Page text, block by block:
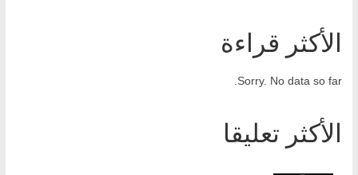
الأكثر قراءة
Sorry. No data so far.
الأكثر تعليقا